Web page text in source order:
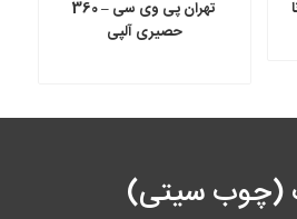
تهران پی وی سی – 360
حصیری آلپی
(چوب سیتی)